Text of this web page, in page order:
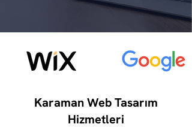
Karaman Web Tasarım
Hizmetleri